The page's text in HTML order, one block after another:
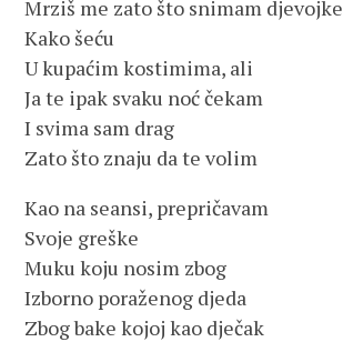
Mrziš me zato što snimam djevojke
Kako šeću
U kupaćim kostimima, ali
Ja te ipak svaku noć čekam
I svima sam drag
Zato što znaju da te volim
Kao na seansi, prepričavam
Svoje greške
Muku koju nosim zbog
Izborno poraženog djeda
Zbog bake kojoj kao dječak